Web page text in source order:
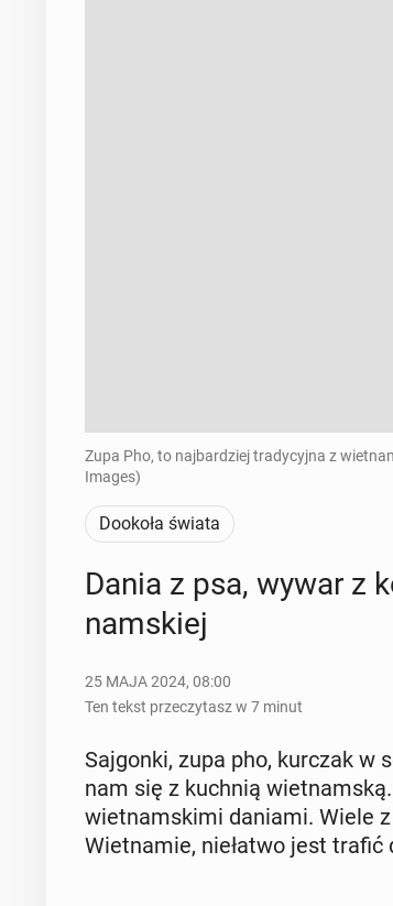
Zupa Pho, to najbardziej tradycyjna z
Images)
Dookoła świata
Dania z psa, wywar z
nam­skiej
25 MAJA 2024, 08:00
Ten tekst przeczytasz w 7 minut
Saj­gon­ki, zupa pho, kurczak w
nam się z kuchnią
wiet­nam­ski­mi daniami. Wiele
Wiet­na­mie, nie­ła­two jest trafić